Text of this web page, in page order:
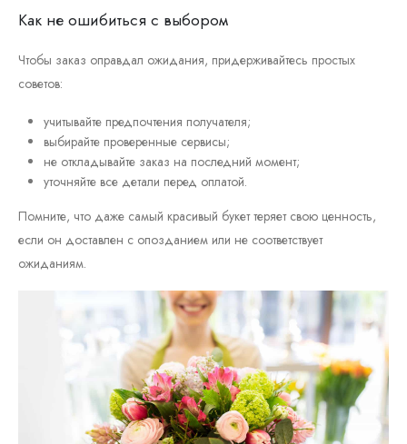
Как не ошибиться с выбором
Чтобы заказ оправдал ожидания, придерживайтесь простых
советов:
учитывайте предпочтения получателя;
выбирайте проверенные сервисы;
не откладывайте заказ на последний момент;
уточняйте все детали перед оплатой.
Помните, что даже самый красивый букет теряет свою ценность,
если он доставлен с опозданием или не соответствует
ожиданиям.